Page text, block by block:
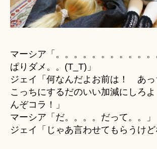
マーシア「。。。。。。。。。。
ぱりダメ。。(T_T)」
ジェイ「何なんだよお前は！ あっ
こっちにするだのいい加減にしろ
んぞコラ！」
マーシア「だ。。。。だって。。」
ジェイ「じゃあ言わせてもらうけど